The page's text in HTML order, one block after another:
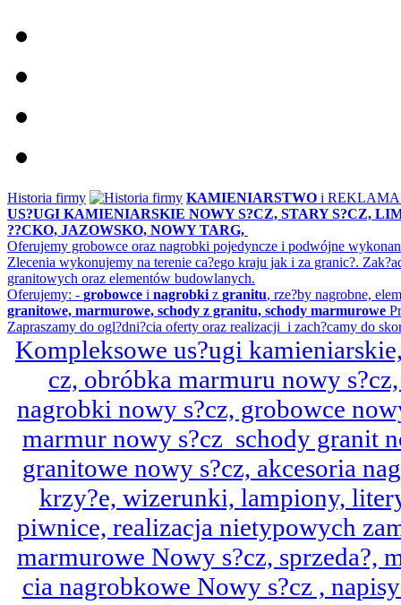
Historia firmy KAMIENIARSTWO i
US?UGI KAMIENIARSKIE NOWY S?CZ, STARY S?CZ,
??CKO, JAZOWSKO, NOWY TARG,
Oferujemy grobowce oraz nagrobki pojedyncze i podwójne
Zlecenia wykonujemy na terenie ca?ego kraju jak i za granic?.
granitowych oraz elementów budowlanych.
Oferujemy: - grobowce i nagrobki z granitu, rze?by nagrobne,
granitowe, marmurowe, schody z granitu, schody marmurowe
Zapraszamy do ogl?dni?cia oferty oraz realizacji i zach?camy do
Kompleksowe us?ugi
cz, obróbka marmuru nowy
nagrobki nowy s?cz, grobowce
marmur nowy s?cz schody granit
granitowe nowy s?cz, akcesoria
krzy?e, wizerunki, lampiony,
piwnice, realizacja nietypowych
marmurowe Nowy s?cz, sprzeda?,
cia nagrobkowe Nowy s?cz ,